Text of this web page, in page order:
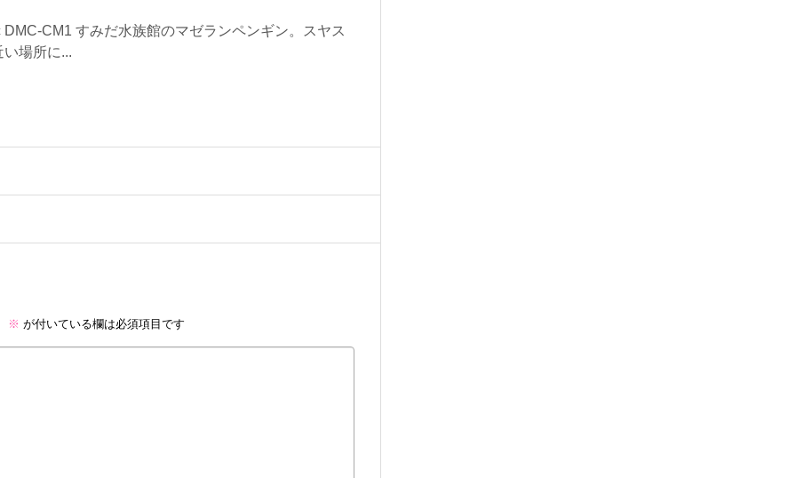
CM1 すみだ水族館のマゼランペンギン。スヤス
場所に...
※ が付いている欄は必須項目です